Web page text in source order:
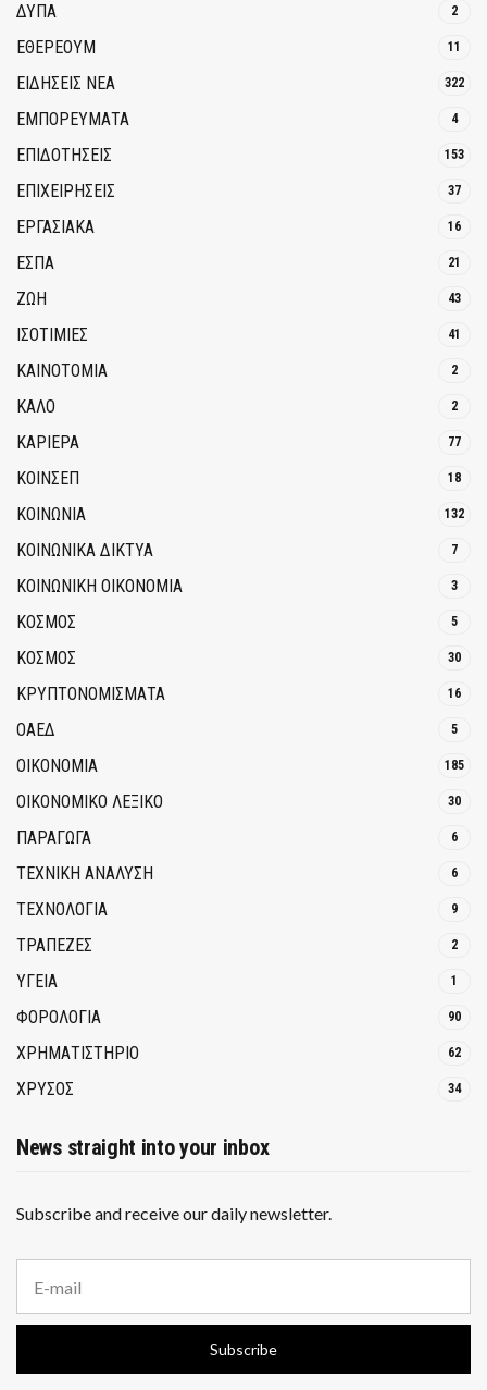
ΔΥΠΑ 2
ΕΘΈΡΕΟΥΜ 11
ΕΙΔΗΣΕΙΣ ΝΕΑ 322
ΕΜΠΟΡΕΥΜΑΤΑ 4
ΕΠΙΔΟΤΗΣΕΙΣ 153
ΕΠΙΧΕΙΡΗΣΕΙΣ 37
ΕΡΓΑΣΙΑΚΑ 16
ΕΣΠΑ 21
ΖΩΗ 43
ΙΣΟΤΙΜΙΕΣ 41
ΚΑΙΝΟΤΟΜΊΑ 2
ΚΑΛΟ 2
ΚΑΡΙΕΡΑ 77
ΚΟΙΝΣΕΠ 18
ΚΟΙΝΩΝΙΑ 132
ΚΟΙΝΩΝΙΚΆ ΔΊΚΤΥΑ 7
ΚΟΙΝΩΝΙΚΉ ΟΙΚΟΝΟΜΊΑ 3
ΚΟΣΜΟΣ 5
ΚΟΣΜΟΣ 30
ΚΡΥΠΤΟΝΟΜΊΣΜΑΤΑ 16
ΟΑΕΔ 5
ΟΙΚΟΝΟΜΙΑ 185
ΟΙΚΟΝΟΜΙΚΟ ΛΕΞΙΚΟ 30
ΠΑΡΑΓΩΓΑ 6
ΤΕΧΝΙΚΗ ΑΝΑΛΥΣΗ 6
ΤΕΧΝΟΛΟΓΙΑ 9
ΤΡΆΠΕΖΕΣ 2
ΥΓΕΙΑ 1
ΦΟΡΟΛΟΓΙΑ 90
ΧΡΗΜΑΤΙΣΤΗΡΙΟ 62
ΧΡΥΣΟΣ 34
News straight into your inbox
Subscribe and receive our daily newsletter.
a
i
a
Subscribe